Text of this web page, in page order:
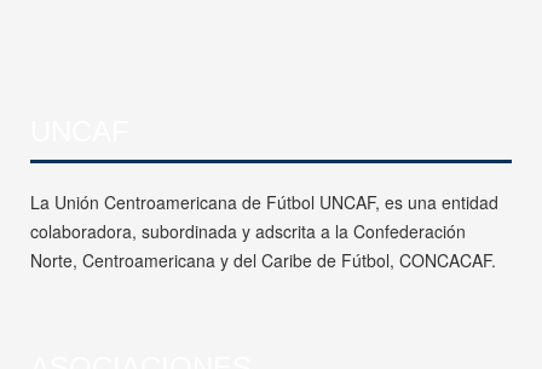
La Unión Centroamericana de Fútbol UNCAF, es una entidad
colaboradora, subordinada y adscrita a la Confederación
Norte, Centroamericana y del Caribe de Fútbol, CONCACAF.